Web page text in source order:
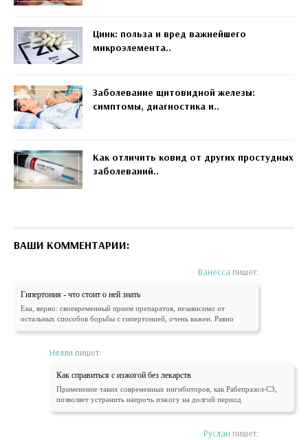
Цинк: польза и вред важнейшего
микроэлемента..
Заболевание щитовидной железы:
симптомы, диагностика и..
Как отличить ковид от других простудных
заболеваний..
ВАШИ КОММЕНТАРИИ:
Ванесса пишет:
Гипертония - что стоит о ней знать
Ева, верно: своевременный прием препаратов, независимо от
остальных способов борьбы с гипертонией, очень важен. Равно
Нелли пишет:
Как справиться с изжогой без лекарств
Применение таких современных ингибиторов, как Рабепразол-СЗ,
позволяет устранить напрочь изжогу на долгий период
Руслан пишет: